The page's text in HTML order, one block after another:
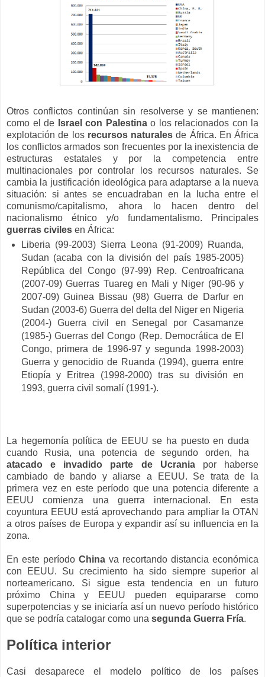
Otros conflictos continúan sin resolverse y se mantienen:
como el de Israel con Palestinao los relacionados con la
explotación de los recursos naturales de África. En África
los conflictos armados son frecuentes por la inexistencia de
estructuras estatales y por la competencia entre
multinacionales por controlar los recursos naturales. Se
cambia la justificación ideológica para adaptarse a la nueva
situación: si antes se encuadraban en la lucha entre el
comunismo/capitalismo, ahora lo hacen dentro del
nacionalismo étnico y/o fundamentalismo. Principales
guerras civiles en África:
Liberia (99-2003) Sierra Leona (91-2009) Ruanda,
Sudan (acaba con la división del país 1985-2005)
República del Congo (97-99) Rep. Centroafricana
(2007-09) Guerras Tuareg en Mali y Niger (90-96 y
2007-09) Guinea Bissau (98) Guerra de Darfur en
Sudan (2003-6) Guerra del delta del Niger en Nigeria
(2004-) Guerra civil en Senegal por Casamanze
(1985-) Guerras del Congo (Rep. Democrática de El
Congo, primera de 1996-97 y segunda 1998-2003)
Guerra y genocidio de Ruanda (1994), guerra entre
Etiopía y Eritrea (1998-2000) tras su división en
1993, guerra civil somalí (1991-).
La hegemonía política de EEUU se ha puesto en duda
cuando Rusia, una potencia de segundo orden, ha
atacado e invadido parte de Ucraniapor haberse
cambiado de bando y aliarse a EEUU. Se trata de la
primera vez en este período que una potencia diferente a
EEUU comienza una guerra internacional. En esta
coyuntura EEUU está aprovechando para ampliar la OTAN
a otros países de Europa y expandir así su influencia en la
zona.
En este período China va recortando distancia económica
con EEUU. Su crecimiento ha sido siempre superior al
norteamericano. Si sigue esta tendencia en un futuro
próximo China y EEUU pueden equipararse como
superpotencias y se iniciaría así un nuevo período histórico
que se podría catalogar como una segunda Guerra Fría.
Política interior
Casi desaparece el modelo político de los países